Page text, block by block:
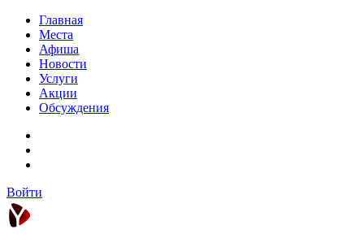
Главная
Места
Афиша
Новости
Услуги
Акции
Обсуждения
Войти